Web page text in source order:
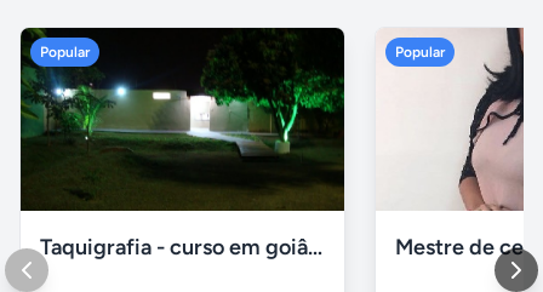
Popular
Taquigrafia - curso em goiânia - goiás
Popular